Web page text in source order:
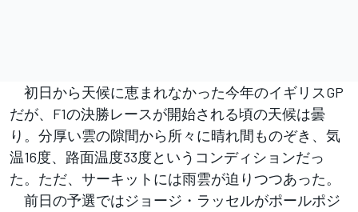
初日から天候に恵まれなかった今年のイギリスGP
だが、F1の決勝レースが開始される頃の天候は曇
り。分厚い雲の隙間から所々に晴れ間ものぞき、気
温16度、路面温度33度というコンディションだっ
た。ただ、サーキットには雨雲が迫りつつあった。
前日の予選ではジョージ・ラッセルがポールポジ